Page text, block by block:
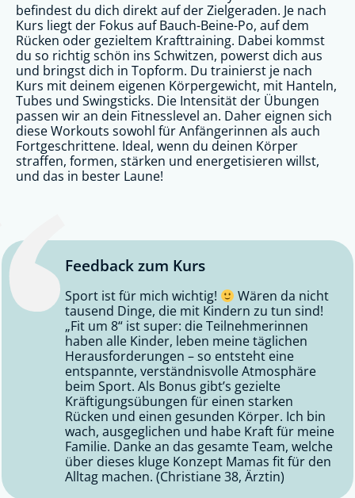
befindest du dich direkt auf der Zielgeraden. Je nach
Kurs liegt der Fokus auf Bauch-Beine-Po, auf dem
Rücken oder gezieltem Krafttraining. Dabei kommst
du so richtig schön ins Schwitzen, powerst dich aus
und bringst dich in Topform. Du trainierst je nach
Kurs mit deinem eigenen Körpergewicht, mit Hanteln,
Tubes und Swingsticks. Die Intensität der Übungen
passen wir an dein Fitnesslevel an. Daher eignen sich
diese Workouts sowohl für Anfängerinnen als auch
Fortgeschrittene. Ideal, wenn du deinen Körper
straffen, formen, stärken und energetisieren willst,
und das in bester Laune!
Feedback zum Kurs
Sport ist für mich wichtig!
Wären da nicht
tausend Dinge, die mit Kindern zu tun sind!
„Fit um 8“ ist super: die Teilnehmerinnen
haben alle Kinder, leben meine täglichen
Herausforderungen – so entsteht eine
entspannte, verständnisvolle Atmosphäre
beim Sport. Als Bonus gibt’s gezielte
Kräftigungsübungen für einen starken
Rücken und einen gesunden Körper. Ich bin
wach, ausgeglichen und habe Kraft für meine
Familie. Danke an das gesamte Team, welche
über dieses kluge Konzept Mamas fit für den
Alltag machen. (Christiane 38, Ärztin)